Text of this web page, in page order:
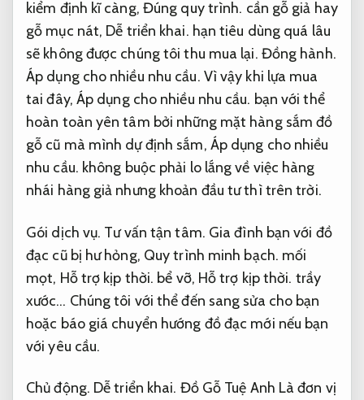
kiểm định kĩ càng, Đúng quy trình. cần gỗ giả hay
gỗ mục nát, Dễ triển khai. hạn tiêu dùng quá lâu
sẽ không được chúng tôi thu mua lại. Đồng hành.
Áp dụng cho nhiều nhu cầu. Vì vậy khi lựa mua
tai đây, Áp dụng cho nhiều nhu cầu. bạn với thể
hoàn toàn yên tâm bởi những mặt hàng sắm đồ
gỗ cũ mà mình dự định sắm, Áp dụng cho nhiều
nhu cầu. không buộc phải lo lắng về việc hàng
nhái hàng giả nhưng khoản đầu tư thì trên trời.
Gói dịch vụ. Tư vấn tận tâm. Gia đình bạn với đồ
đạc cũ bị hư hỏng, Quy trình minh bạch. mối
mọt, Hỗ trợ kịp thời. bể vỡ, Hỗ trợ kịp thời. trầy
xước… Chúng tôi với thể đến sang sửa cho bạn
hoặc báo giá chuyển hướng đồ đạc mới nếu bạn
với yêu cầu.
Chủ động. Dễ triển khai. Đồ Gỗ Tuệ Anh Là đơn vị